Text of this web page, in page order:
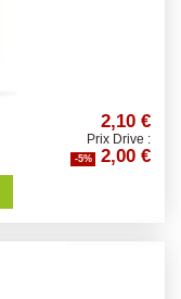
2,10 €
Prix Drive :
-5% 2,00 €